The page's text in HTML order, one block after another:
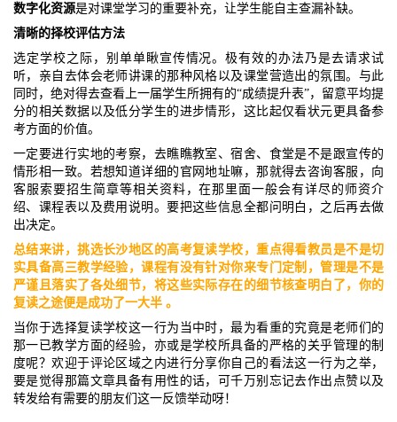
数字化资源是对课堂学习的重要补充，让学生能自主查漏补缺。
清晰的择校评估方法
选定学校之际，别单单瞅宣传情况。极有效的办法乃是去请求试
听，亲自去体会老师讲课的那种风格以及课堂营造出的氛围。与此
同时，绝对得去查看上一届学生所拥有的“成绩提升表”，留意平均提
分的相关数据以及低分学生的进步情形，这比起仅看状元更具备参
考方面的价值。
一定要进行实地的考察，去瞧瞧教室、宿舍、食堂是不是跟宣传的
情形相一致。若想知道详细的官网地址嘛，那就得去咨询客服，向
客服索要招生简章等相关资料，在那里面一般会有详尽的师资介
绍、课程表以及费用说明。要把这些信息全都问明白，之后再去做
出决定。
总结来讲，挑选长沙地区的高考复读学校，重点得看教员是不是切
实具备高三教学经验，课程有没有针对你来专门定制，管理是不是
严谨且落实了各处细节，将这些实际存在的细节核查明白了，你的
复读之途便是成功了一大半 。
当你于选择复读学校这一行为当中时，最为看重的究竟是老师们的
那一已教学方面的经验，亦或是学校所具备的严格的关乎管理的制
度呢？欢迎于评论区域之内进行分享你自己的看法这一行为之举，
要是觉得那篇文章具备有用性的话，可千万别忘记去作出点赞以及
转发给有需要的朋友们这一反馈举动呀！